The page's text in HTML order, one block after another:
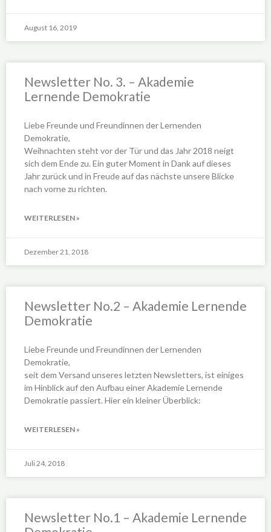
August 16, 2019
Newsletter No. 3. – Akademie
Lernende Demokratie
Liebe Freunde und Freundinnen der Lernenden
Demokratie,
Weihnachten steht vor der Tür und das Jahr 2018 neigt
sich dem Ende zu. Ein guter Moment in Dank auf dieses
Jahr zurück und in Freude auf das nächste unsere Blicke
nach vorne zu richten.
WEITERLESEN »
Dezember 21, 2018
Newsletter No.2 – Akademie Lernende
Demokratie
Liebe Freunde und Freundinnen der Lernenden
Demokratie,
seit dem Versand unseres letzten Newsletters, ist einiges
im Hinblick auf den Aufbau einer Akademie Lernende
Demokratie passiert. Hier ein kleiner Überblick:
WEITERLESEN »
Juli 24, 2018
Newsletter No.1 – Akademie Lernende